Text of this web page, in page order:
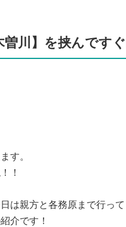
川】を挟んですぐ
す。
！
は親方と各務原まで行っ
介です！